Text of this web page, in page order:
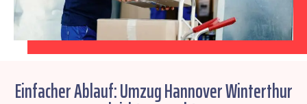
Einfacher Ablauf: Umzug Hannover Winterthur